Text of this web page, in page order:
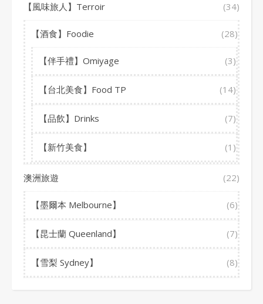
【風味旅人】Terroir (34)
【酒食】Foodie (28)
【伴手禮】Omiyage (3)
【台北美食】Food TP (14)
【品飲】Drinks (7)
【新竹美食】 (1)
澳洲旅遊 (22)
【墨爾本 Melbourne】 (6)
【昆士蘭 Queenland】 (7)
【雪梨 Sydney】 (8)